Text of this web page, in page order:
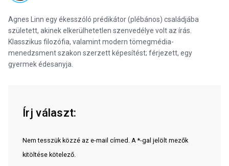
Agnes Linn egy ékesszóló prédikátor (plébános) családjába
született, akinek elkerülhetetlen szenvedélye volt az írás.
Klasszikus filozófia, valamint modern tömegmédia-
menedzsment szakon szerzett képesítést; férjezett, egy
gyermek édesanyja.
Írj választ:
Nem tesszük közzé az e-mail címed. A *-gal jelölt mezők
kitöltése kötelező.